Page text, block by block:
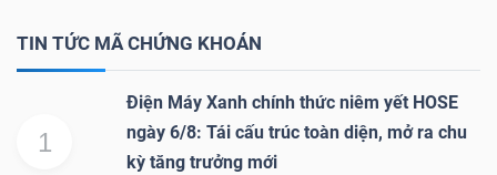
TIN TỨC MÃ CHỨNG KHOÁN
1
Điện Máy Xanh chính thức niêm yết HOSE
ngày 6/8: Tái cấu trúc toàn diện, mở ra chu
kỳ tăng trưởng mới